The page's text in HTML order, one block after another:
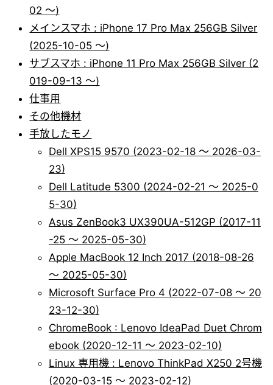
02 ～)
メインスマホ : iPhone 17 Pro Max 256GB Silver
(2025-10-05 ～)
サブスマホ : iPhone 11 Pro Max 256GB Silver (2
019-09-13 ～)
仕事用
その他機材
手放したモノ
Dell XPS15 9570 (2023-02-18 ～ 2026-03-
23)
Dell Latitude 5300 (2024-02-21 ～ 2025-0
5-30)
Asus ZenBook3 UX390UA-512GP (2017-11
-25 ～ 2025-05-30)
Apple MacBook 12 Inch 2017 (2018-08-26
～ 2025-05-30)
Microsoft Surface Pro 4 (2022-07-08 ～ 20
23-12-30)
ChromeBook : Lenovo IdeaPad Duet Chrom
ebook (2020-12-11 ～ 2023-02-10)
Linux 専用機 : Lenovo ThinkPad X250 2号機
(2020-03-15 ～ 2023-02-12)